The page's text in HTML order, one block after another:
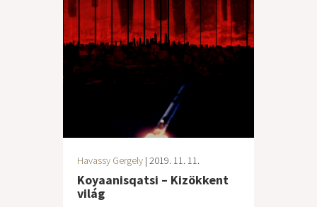
Havassy Gergely | 2019. 11. 11.
Koyaanisqatsi – Kizökkent
világ